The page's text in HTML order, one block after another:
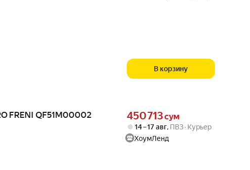
В корзину
FRENI QF51M00002
Цена 450713 сум вместо
450 713сум
14 – 17 авг, ПВЗ Курьер
ХоумЛенд